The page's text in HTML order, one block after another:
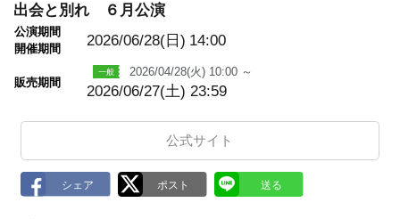
出会と別れ ６月公演
公演期間
開催期間
2026/06/28(日) 14:00
販売期間
2026/04/28(火) 10:00 ～
2026/06/27(土) 23:59
公式サイト